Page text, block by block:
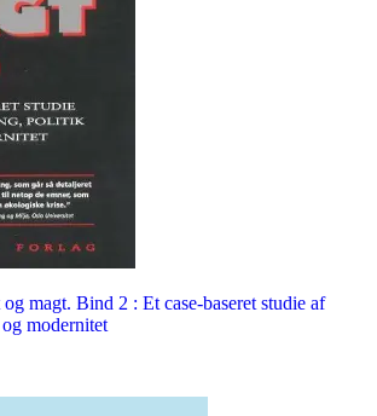
magt. Bind 2 : Et case-baseret studie af
modernitet